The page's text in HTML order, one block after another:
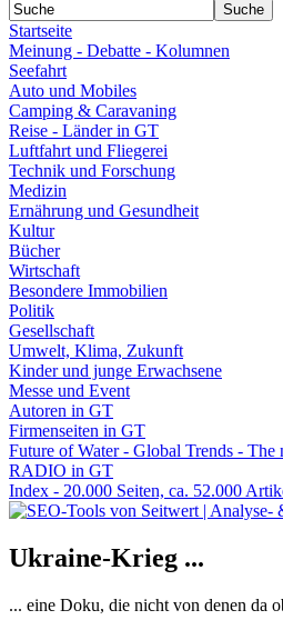
Startseite
Meinung - Debatte - Kolumnen
Seefahrt
Auto und Mobiles
Camping & Caravaning
Reise - Länder in GT
Luftfahrt und Fliegerei
Technik und Forschung
Medizin
Ernährung und Gesundheit
Kultur
Bücher
Wirtschaft
Besondere Immobilien
Politik
Gesellschaft
Umwelt, Klima, Zukunft
Kinder und junge Erwachsene
Messe und Event
Autoren in GT
Firmenseiten in GT
Future of Water - Global Trends - The
RADIO in GT
Index - 20.000 Seiten, ca. 52.000
Ukraine-Krieg ...
... eine Doku, die nicht von denen da